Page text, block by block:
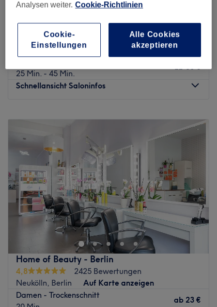
Salon Top-Line
1024 Bewertungen
Neukölln, Berlin
Auf Karte anzeigen
25 Min. - 45 Min.
ab 30 €
Schnellansicht Saloninfos
Mittwoch
10:00–18:00
Donnerstag
10:00– 18:00
Samstag
09:30–16:00
Sonntag
Geschlossen
Der Salon Coffeur Top-Line in der Emser Straße 131 ist Ihr
Haarspezialist in Berlin Neukölln. Mit Herzlichkeit und
Professionalität werden Ihre Frisurenwünsche umgesetzt.
Das engagierte Team um Leyla Kangal zaubert für Sie
den perfekten Haar-Schnitt, typgerechtes Styling und
Make-Up, oder brillante Farben für Ihr Haar. Natürlich
können Sie sich natürlich auch für Ihren großen Tag, oder
Abend stylen lassen mit einer schicken Brautfrisur oder
einer aufregenden Abendfrisur. Begeben Sie sich in die
Home of Beauty - Berlin
4,8
2425 Bewertungen
Neukölln, Berlin
Auf Karte anzeigen
Damen - Trockenschnitt
ab 23 €
Analysen weiter. Cookie-Richtlinien
Cookie-
Einstellungen
Alle Cookies
akzeptieren